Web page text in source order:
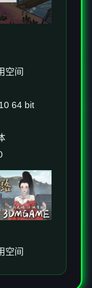
空间
64 bit
空间